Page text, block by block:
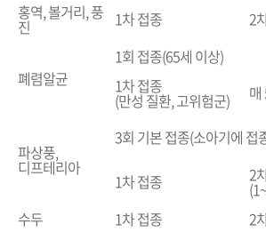
홍역, 볼거리, 풍
진 1차 접종 2
폐렴알균
1회 접종(65세 이상)
1차 접종
(만성 질환,고위험군) 매
파상풍,
디프테리아
3회 기본 접종(소아기에 접
1차 접종 2
(1~
수두
1차 접종 2